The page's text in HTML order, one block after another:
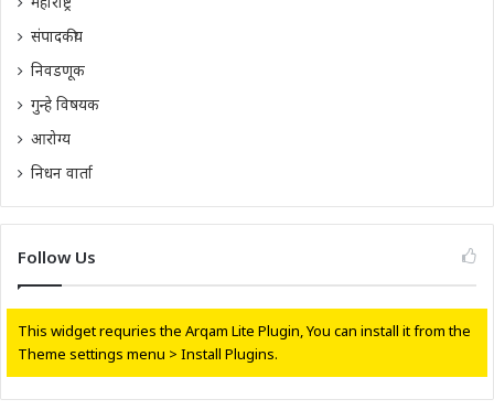
संपादकीय
निवडणूक
गुन्हे विषयक
आरोग्य
निधन वार्ता
Follow Us
This widget requries the Arqam Lite Plugin, You can install it from the
Theme settings menu > Install Plugins.